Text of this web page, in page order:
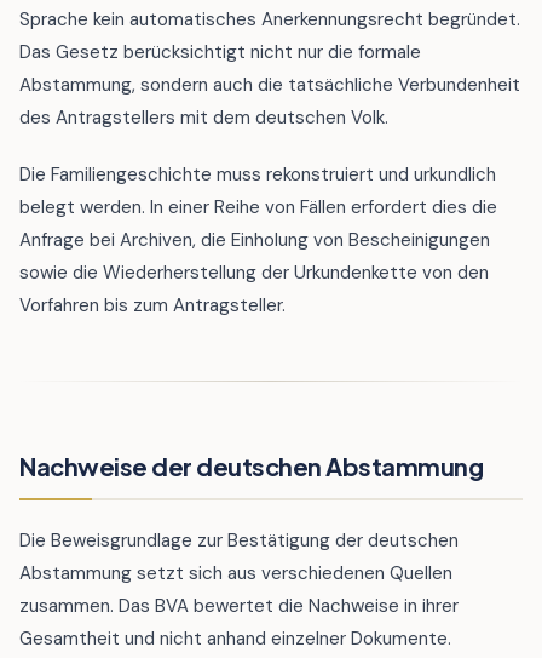
Sprache kein automatisches Anerkennungsrecht begründet.
Das Gesetz berücksichtigt nicht nur die formale
Abstammung, sondern auch die tatsächliche Verbundenheit
des Antragstellers mit dem deutschen Volk.
Die Familiengeschichte muss rekonstruiert und urkundlich
belegt werden. In einer Reihe von Fällen erfordert dies die
Anfrage bei Archiven, die Einholung von Bescheinigungen
sowie die Wiederherstellung der Urkundenkette von den
Vorfahren bis zum Antragsteller.
Nachweise der deutschen Abstammung
Die Beweisgrundlage zur Bestätigung der deutschen
Abstammung setzt sich aus verschiedenen Quellen
zusammen. Das BVA bewertet die Nachweise in ihrer
Gesamtheit und nicht anhand einzelner Dokumente.